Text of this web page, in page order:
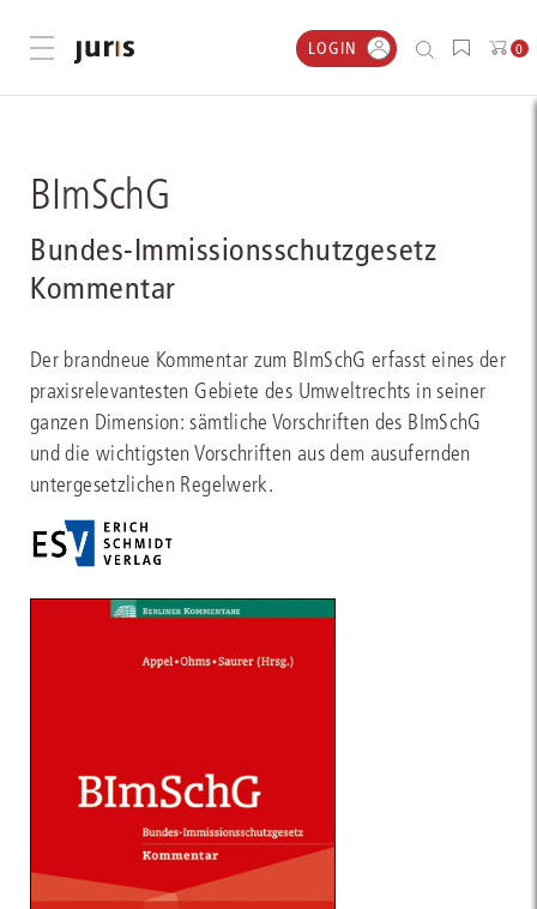
Menü öffnen LOGIN 0
BImSchG
Bundes-Immissionsschutzgesetz
Kommentar
Der brandneue Kommentar zum BImSchG erfasst eines der
praxisrelevantesten Gebiete des Umweltrechts in seiner
ganzen Dimension: sämtliche Vorschriften des BImSchG
und die wichtigsten Vorschriften aus dem ausufernden
untergesetzlichen Regelwerk.